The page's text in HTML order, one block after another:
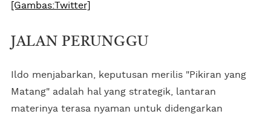
[Gambas:Twitter]
JALAN PERUNGGU
Ildo menjabarkan, keputusan merilis "Pikiran yang
Matang" adalah hal yang strategik, lantaran
materinya terasa nyaman untuk didengarkan